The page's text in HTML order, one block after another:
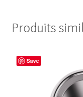
Produits
Save